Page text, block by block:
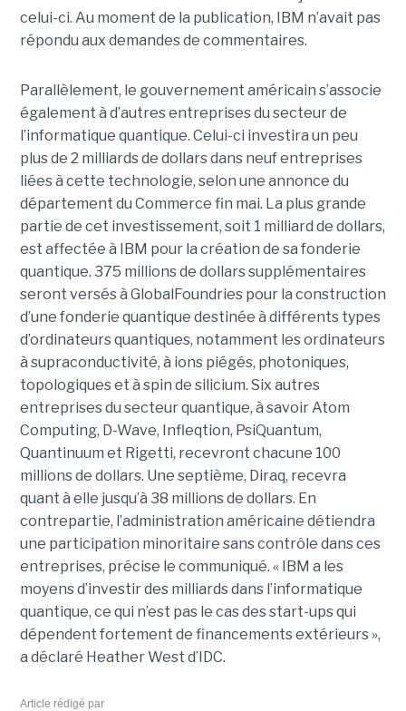
celui-ci. Au moment de la publication, IBM n’avait pas
répondu aux demandes de commentaires.
Parallèlement, le gouvernement américain s’associe
également à d’autres entreprises du secteur de
l’informatique quantique. Celui-ci investira un peu
plus de 2 milliards de dollars dans neuf entreprises
liées à cette technologie, selon une annonce du
département du Commerce fin mai. La plus grande
partie de cet investissement, soit 1 milliard de dollars,
est affectée à IBM pour la création de sa fonderie
quantique. 375 millions de dollars supplémentaires
seront versés à GlobalFoundries pour la construction
d’une fonderie quantique destinée à différents types
d’ordinateurs quantiques, notamment les ordinateurs
à supraconductivité, à ions piégés, photoniques,
topologiques et à spin de silicium. Six autres
entreprises du secteur quantique, à savoir Atom
Computing, D-Wave, Infleqtion, PsiQuantum,
Quantinuum et Rigetti, recevront chacune 100
millions de dollars. Une septième, Diraq, recevra
quant à elle jusqu’à 38 millions de dollars. En
contrepartie, l’administration américaine détiendra
une participation minoritaire sans contrôle dans ces
entreprises, précise le communiqué. « IBM a les
moyens d’investir des milliards dans l’informatique
quantique, ce qui n’est pas le cas des start-ups qui
dépendent fortement de financements extérieurs »,
a déclaré Heather West d’IDC.
Article rédigé par